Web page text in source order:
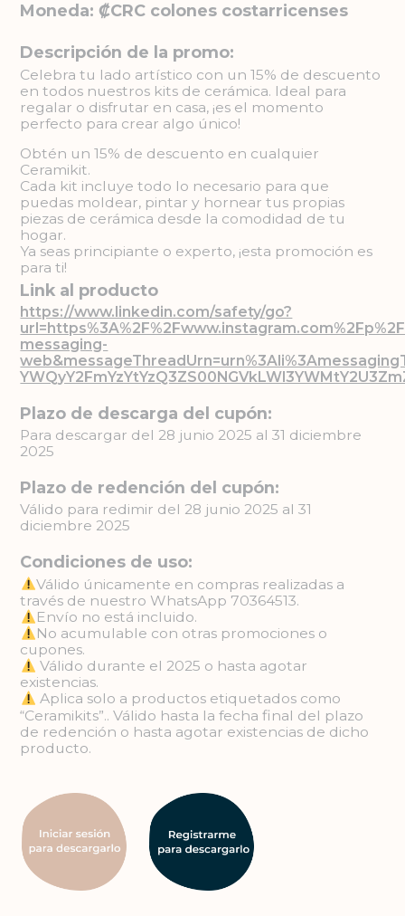
Moneda: ₡CRC colones costarricenses
Descripción de la promo:
Celebra tu lado artístico con un 15% de descuento
en todos nuestros kits de cerámica. Ideal para
regalar o disfrutar en casa, ¡es el momento
perfecto para crear algo único!
Obtén un 15% de descuento en cualquier
Ceramikit.
Cada kit incluye todo lo necesario para que
puedas moldear, pintar y hornear tus propias
piezas de cerámica desde la comodidad de tu
hogar.
Ya seas principiante o experto, ¡esta promoción es
para ti!
Link al producto
https://www.linkedin.com/safety/go?
messaging-
Plazo de descarga del cupón:
Para descargar del 28 junio 2025 al 31 diciembre
2025
Plazo de redención del cupón:
Válido para redimir del 28 junio 2025 al 31
diciembre 2025
Condiciones de uso:
Válido únicamente en compras realizadas a
través de nuestro WhatsApp 70364513.
Envío no está incluido.
No acumulable con otras promociones o
cupones.
Válido durante el 2025 o hasta agotar
existencias.
Aplica solo a productos etiquetados como
“Ceramikits”.. Válido hasta la fecha final del plazo
de redención o hasta agotar existencias de dicho
producto.